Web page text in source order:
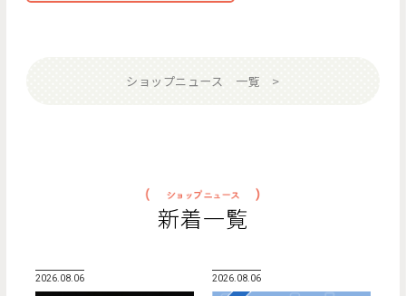
ショップニュース 一覧
新着一覧
2026.08.06 2026.08.06